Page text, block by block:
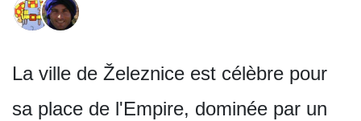
La ville de Železnice est célèbre pour
sa place de l'Empire, dominée par un